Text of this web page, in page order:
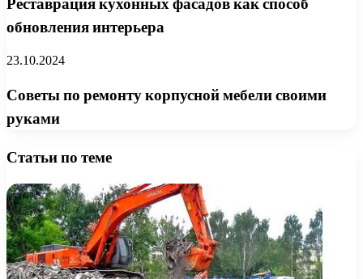
обновления интерьера
23.10.2024
Советы по ремонту корпусной мебели своими
руками
Статьи по теме